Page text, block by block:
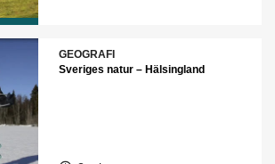
GEOGRAFI
Sveriges natur – Hälsingland